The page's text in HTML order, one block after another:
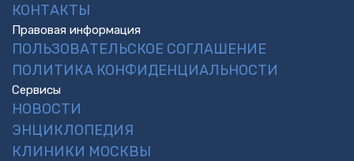
КОНТАКТЫ
Правовая информация
ПОЛЬЗОВАТЕЛЬСКОЕ СОГЛАШЕНИЕ
ПОЛИТИКА КОНФИДЕНЦИАЛЬНОСТИ
Сервисы
НОВОСТИ
ЭНЦИКЛОПЕДИЯ
КЛИНИКИ МОСКВЫ